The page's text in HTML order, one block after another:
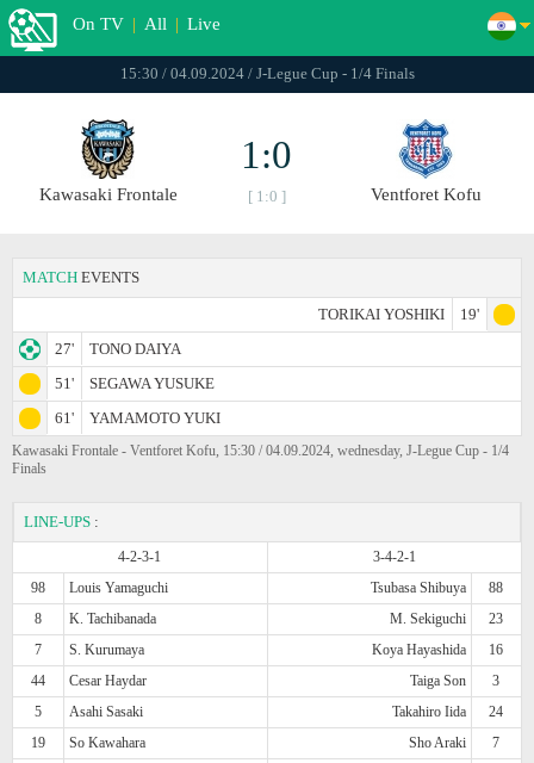
On TV | All | Live
15:30 / 04.09.2024 / J-Legue Cup - 1/4 Finals
Kawasaki Frontale
1:0
[ 1:0 ] Ventforet Kofu
MATCH EVENTS
TORIKAI YOSHIKI
19'
27'
TONO DAIYA
51'
SEGAWA YUSUKE
61'
YAMAMOTO YUKI
Kawasaki Frontale - Ventforet Kofu, 15:30 / 04.09.2024, wednesday, J-Legue Cup - 1/4
Finals
LINE-UPS :
4-2-3-1
3-4-2-1
98
Louis Yamaguchi Tsubasa Shibuya
88
8
K. Tachibanada M. Sekiguchi
23
7
S. Kurumaya Koya Hayashida
16
44
Cesar Haydar Taiga Son
3
5
Asahi Sasaki Takahiro Iida
24
19
So Kawahara Sho Araki
7